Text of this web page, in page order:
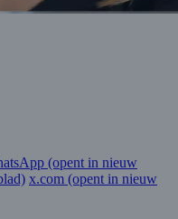
(opent in nieuw
x.com (opent in nieuw